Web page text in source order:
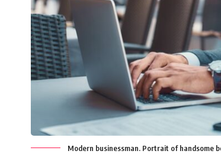
Modern businessman. Portrait of handsome